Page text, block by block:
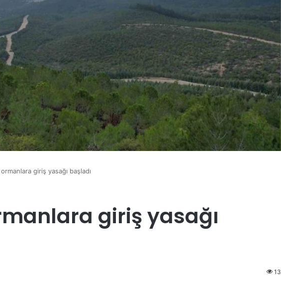
ormanlara giriş yasağı başladı
giriş yasağı
13